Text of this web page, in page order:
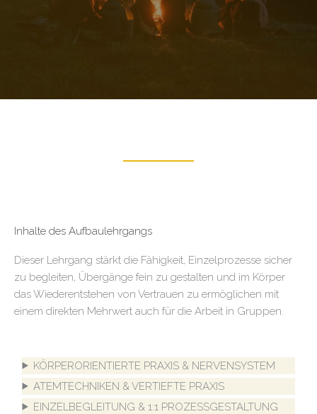
Inhalte des Aufbaulehrgangs
Dieser Lehrgang stärkt die Fähigkeit, Einzelprozesse sicher
zu begleiten, Übergänge fein zu gestalten und im Körper
das Wiederentstehen von Vertrauen zu ermöglichen mit
einem direkten Mehrwert auch für die Arbeit in Gruppen.
KÖRPERORIENTIERTE PRAXIS & NERVENSYSTEM
ATEMTECHNIKEN & VERTIEFTE PRAXIS
EINZELBEGLEITUNG & 1:1 PROZESSGESTALTUNG